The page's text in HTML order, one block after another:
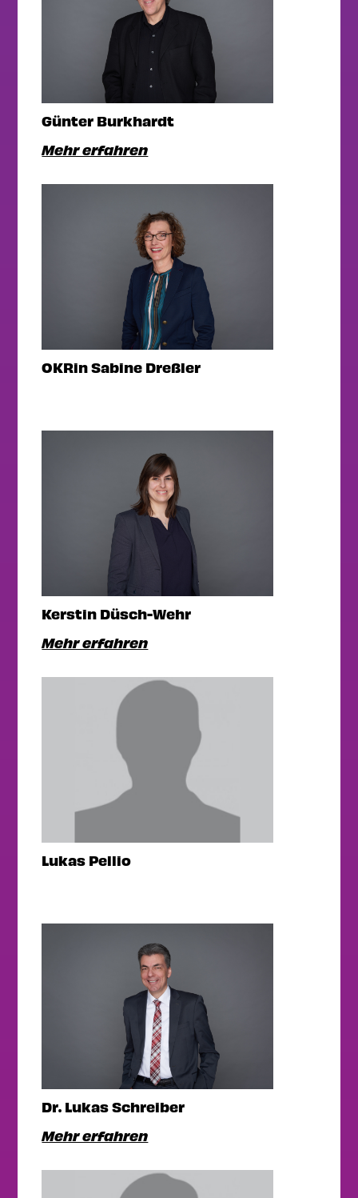
Günter Burkhardt
Mehr erfahren
OKRin Sabine Dreßler
Kerstin Düsch-Wehr
Mehr erfahren
Lukas Pellio
Dr. Lukas Schreiber
Mehr erfahren